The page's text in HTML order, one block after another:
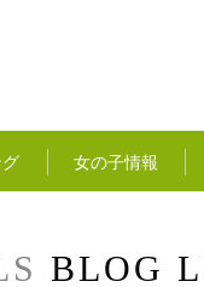
女の子情報
BLOG